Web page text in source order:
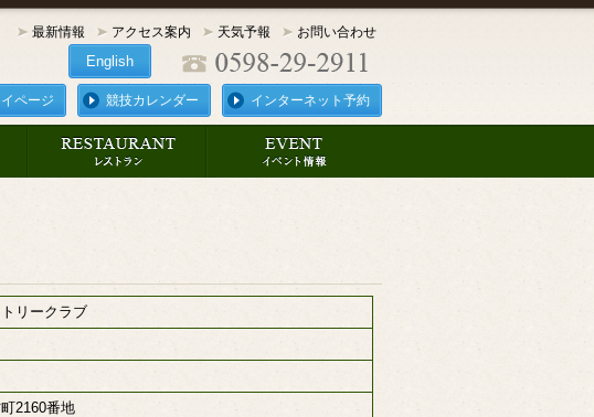
最新情報 アクセス案内 天気予報 お問い合わせ
English
ページ 競技カレンダー インターネット予約
リークラブ
2160番地